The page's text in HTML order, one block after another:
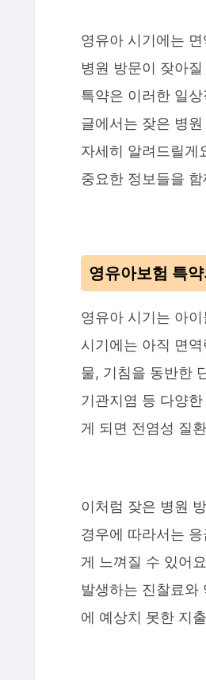
영유아 시기에는
병원 방문이 잦아
특약은 이러한 일
글에서는 잦은 병
자세히 알려드릴게
중요한 정보들을
영유아보험 특
영유아 시기는 아
시기에는 아직 면
물, 기침을 동반한
기관지염 등 다양
게 되면 전염성 질
이처럼 잦은 병원
경우에 따라서는
게 느껴질 수 있어
발생하는 진찰료와
에 예상치 못한 지